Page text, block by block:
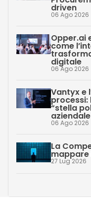
driven
06 Ago 2026
Opper.ai
come
digitale
06 Ago 2026
Vantyx e
processi:
“stella
aziendale
06 Ago 2026
La
27 Lug 2026